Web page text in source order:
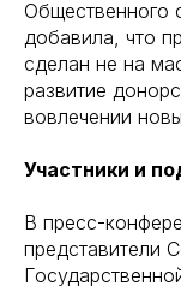
Общественного
добавила, что
сделан не на
развитие
вовлечении
Участники и
В пресс-
представители